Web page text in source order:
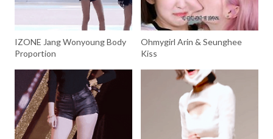
IZONE Jang Wonyoung Body
Proportion
Ohmygirl Arin & Seunghee
Kiss